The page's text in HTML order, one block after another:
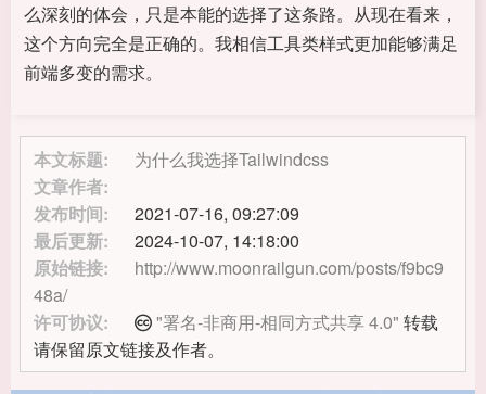
么深刻的体会，只是本能的选择了这条路。从现在看来，
这个方向完全是正确的。我相信工具类样式更加能够满足
前端多变的需求。
本文标题:
为什么我选择Tailwindcss
文章作者:
发布时间:
2021-07-16, 09:27:09
最后更新:
2024-10-07, 14:18:00
原始链接:
http://www.moonrailgun.com/posts/f9bc9
48a/
许可协议:
"署名-非商用-相同方式共享 4.0" 转载
请保留原文链接及作者。